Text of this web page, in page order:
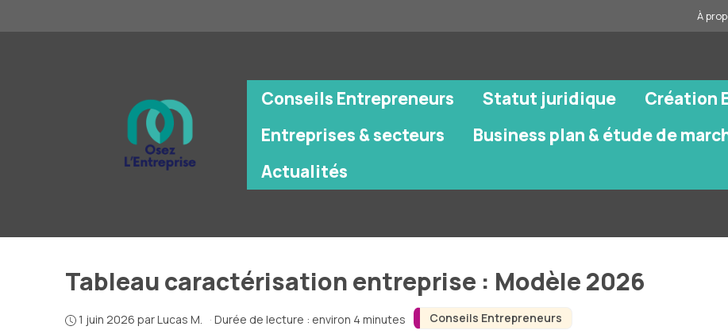
au
À
Conseils Entrepreneurs Statut juridique
Création
Entreprises & secteurs
Business plan & étude de
Actualités
Conseils Entrepreneurs
Tableau caractérisation entreprise : Modèle 2026
1 juin 2026 parLucas M. · Durée de lecture : environ 4 minutes